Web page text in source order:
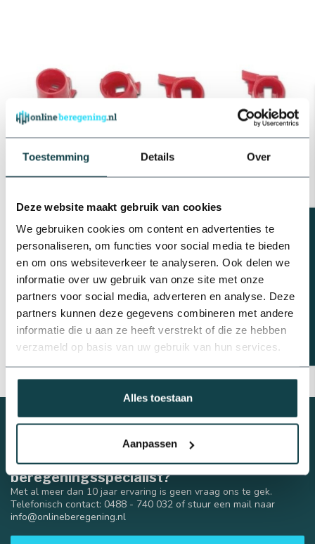
Toestemming Details Over
Deze website maakt gebruik van cookies
We gebruiken cookies om content en advertenties te
personaliseren, om functies voor social media te bieden
en om ons websiteverkeer te analyseren. Ook delen we
informatie over uw gebruik van onze site met onze
partners voor social media, adverteren en analyse. Deze
partners kunnen deze gegevens combineren met andere
informatie die u aan ze heeft verstrekt of die ze hebben
verzameld op basis van uw gebruik van hun services.
Alles toestaan
Aanpassen
Sproeibereik veranderen van deHunter PGJ-04 sproeier
gebruik van de verschillende nozzles voor de
Hunter PGJ-04
Door middel van deHunter sleutel kan je eenvoudig de
sproeirichting veranderen. Met de teflontape verbind je de
Hunter PGJ-04waterdicht aan een draadfitting.
Advies nodig van een
beregeningsspecialist?
Met al meer dan 10 jaar ervaring is geen vraag ons te gek.
Telefonisch contact: 0488 - 740 032 of stuur een mail naar
info@onlineberegening.nl
Beregeningsplan?